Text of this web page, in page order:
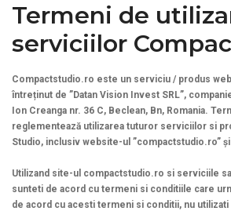
Termeni de
serviciilor
Compactstudio.ro este un serviciu / produs
întreținut de ”Datan Vision Invest SRL”,
Ion Creanga nr. 36 C, Beclean, Bn, Romania.
reglementează utilizarea tuturor serviciilor si
Studio, inclusiv website-ul ”compactstudio.ro”
Utilizand site-ul compactstudio.ro si serviciile
sunteti de acord cu termeni si conditiile care
de acord cu acesti termeni si conditii, nu